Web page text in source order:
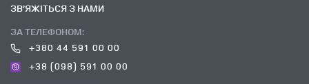
ЗВ’ЯЖІТЬСЯ З НАМИ
ЗА ТЕЛЕФОНОМ:
+380 44 591 00 00
+38 (098) 591 00 00